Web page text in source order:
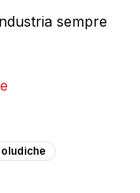
sempre